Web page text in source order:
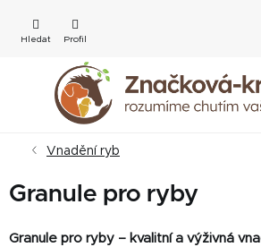
obsah
Vnadění ryb
Granule pro ryby
Granule pro ryby – kvalitní a výživná